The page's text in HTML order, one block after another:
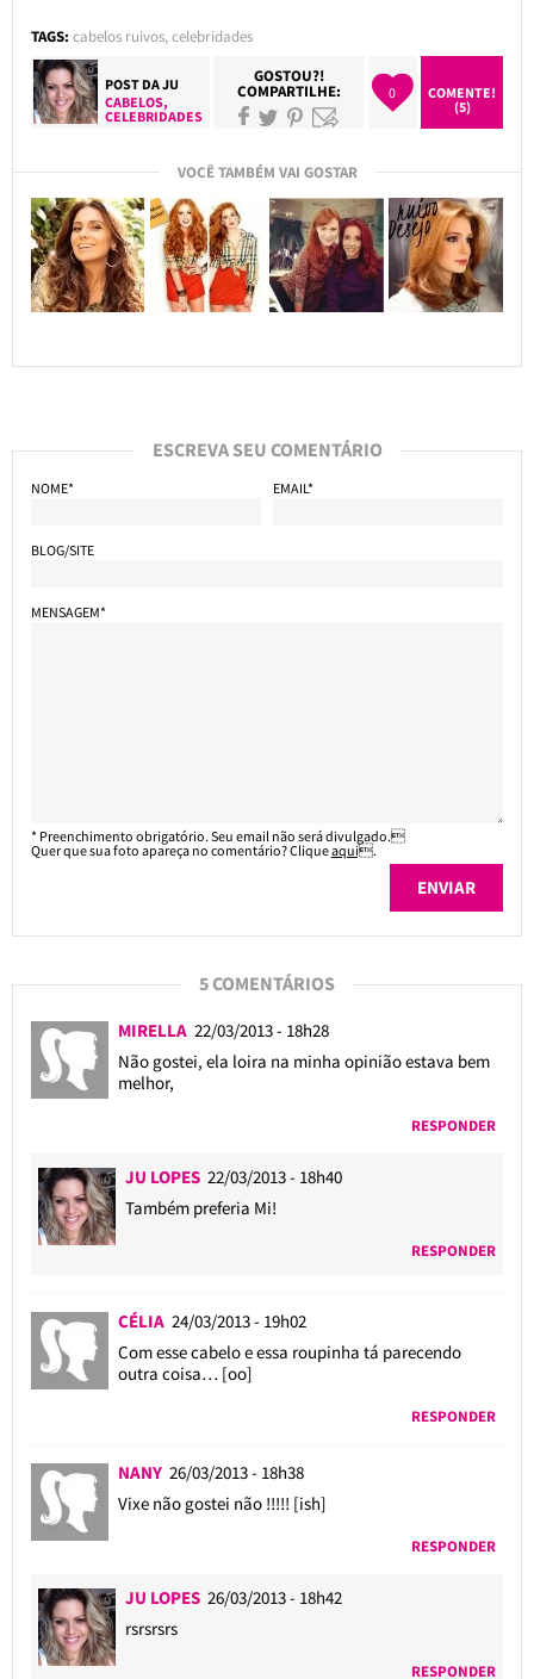
TAGS: cabelos ruivos,celebridades
POST DAJU
CABELOS,
CELEBRIDADES
GOSTOU?!
COMPARTILHE: 0
COMENTE!
(5)
VOCÊ TAMBÉM VAI GOSTAR
ESCREVA SEU COMENTÁRIO
NOME* EMAIL*
BLOG/SITE
MENSAGEM*
* Preenchimento obrigatório. Seu email não será divulgado.
Quer que sua foto apareça no comentário? Cliqueaqui.
5 COMENTÁRIOS
MIRELLA 22/03/2013 - 18h28
Não gostei, ela loira na minha opinião estava bem
melhor,
RESPONDER
JU LOPES22/03/2013 - 18h40
Também preferia Mi!
RESPONDER
CÉLIA 24/03/2013 - 19h02
Com esse cabelo e essa roupinha tá parecendo
outra coisa… [oo]
RESPONDER
NANY 26/03/2013 - 18h38
Vixe não gostei não !!!!! [ish]
RESPONDER
JU LOPES26/03/2013 - 18h42
rsrsrsrs
RESPONDER